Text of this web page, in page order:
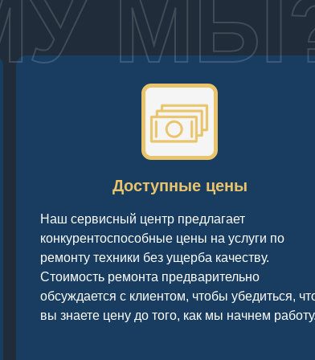
Доступные цены
Наш сервисный центр предлагает
конкурентоспособные цены на услуги по
ремонту техники без ущерба качеству.
Стоимость ремонта предварительно
обсуждается с клиентом, чтобы убедиться,
вы знаете цену до того, как мы начнем работу.